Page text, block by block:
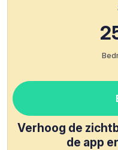
Verhoog de
de app